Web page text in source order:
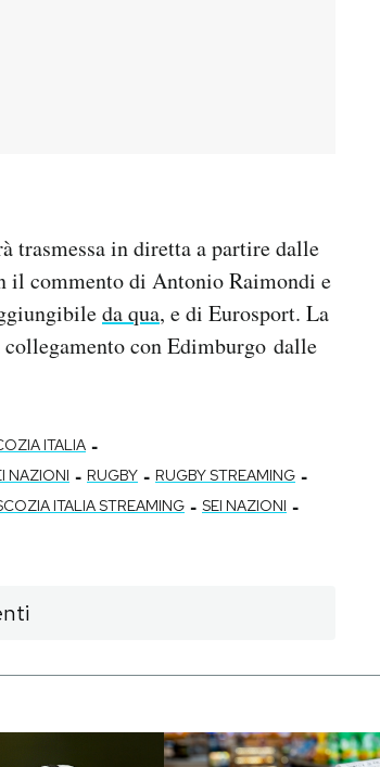
trasmessa in diretta a partire dalle
il commento di Antonio Raimondi e
da qua, e di Eurosport. La
con Edimburgo dalle
ITALIA -
NAZIONI - RUGBY - RUGBY STREAMING -
ITALIA STREAMING - SEI NAZIONI -